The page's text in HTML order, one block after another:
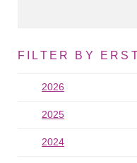
FILTER BY
2026
2025
2024